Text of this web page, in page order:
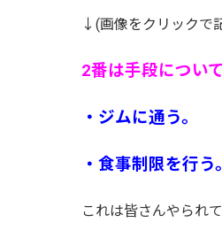
↓(画像をクリックで
2番は手段につい
・ジムに通う。
・食事制限を行う。
これは皆さんやられ